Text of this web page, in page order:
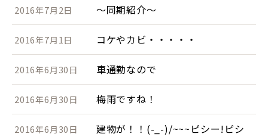
2016年7月2日 ～同期紹介～
2016年7月1日 コケやカビ・・・・・
2016年6月30日 車通勤なので
2016年6月30日 梅雨ですね！
2016年6月30日
建物が！！(-_-)/~~~ピシー!ピシ